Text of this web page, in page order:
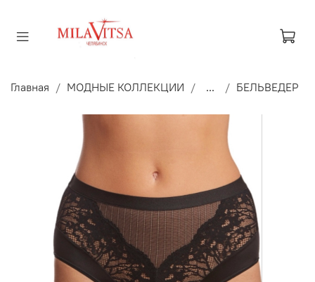
Главная МОДНЫЕ КОЛЛЕКЦИИ ... БЕЛЬВЕДЕР